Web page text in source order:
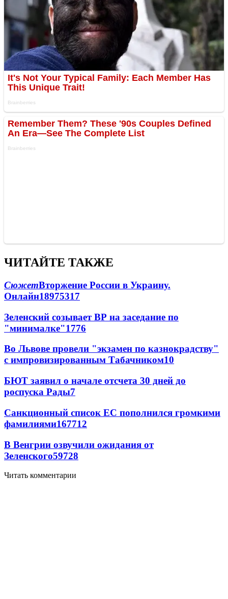
ЧИТАЙТЕ ТАКЖЕ
СюжетВторжение России в Украину.
Онлайн18975317
Зеленский созывает ВР на заседание по
"минималке"1776
Во Львове провели "экзамен по казнокрадству"
с импровизированным Табачником10
БЮТ заявил о начале отсчета 30 дней до
роспуска Рады7
Санкционный список ЕС пополнился громкими
фамилиями167712
В Венгрии озвучили ожидания от
Зеленского59728
Читать комментарии